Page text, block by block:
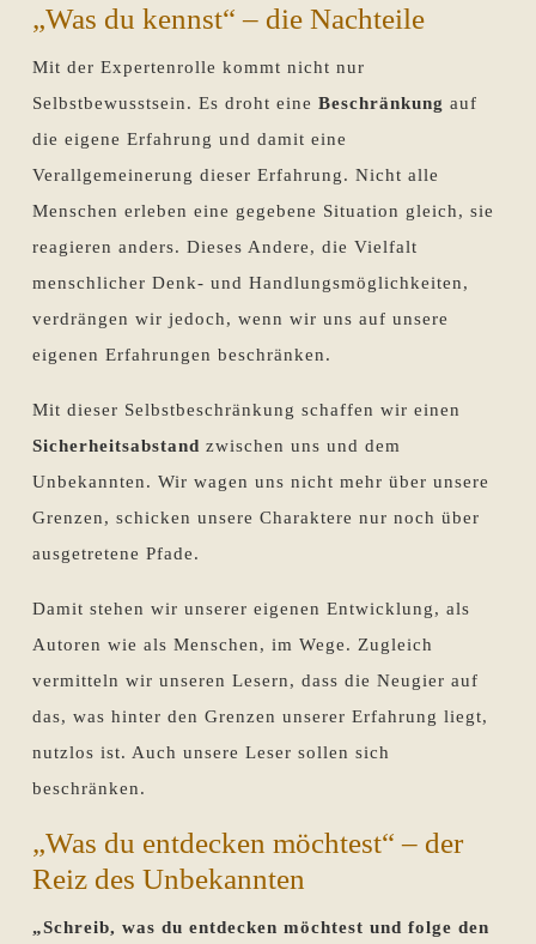
„Was du kennst“ – die Nachteile
Mit der Expertenrolle kommt nicht nur
Selbstbewusstsein. Es droht eine Beschränkung auf
die eigene Erfahrung und damit eine
Verallgemeinerung dieser Erfahrung. Nicht alle
Menschen erleben eine gegebene Situation gleich, sie
reagieren anders. Dieses Andere, die Vielfalt
menschlicher Denk- und Handlungsmöglichkeiten,
verdrängen wir jedoch, wenn wir uns auf unsere
eigenen Erfahrungen beschränken.
Mit dieser Selbstbeschränkung schaffen wir einen
Sicherheitsabstand zwischen uns und dem
Unbekannten. Wir wagen uns nicht mehr über unsere
Grenzen, schicken unsere Charaktere nur noch über
ausgetretene Pfade.
Damit stehen wir unserer eigenen Entwicklung, als
Autoren wie als Menschen, im Wege. Zugleich
vermitteln wir unseren Lesern, dass die Neugier auf
das, was hinter den Grenzen unserer Erfahrung liegt,
nutzlos ist. Auch unsere Leser sollen sich
beschränken.
„Was du entdecken möchtest“ – der
Reiz des Unbekannten
„Schreib, was du entdecken möchtest und folge den